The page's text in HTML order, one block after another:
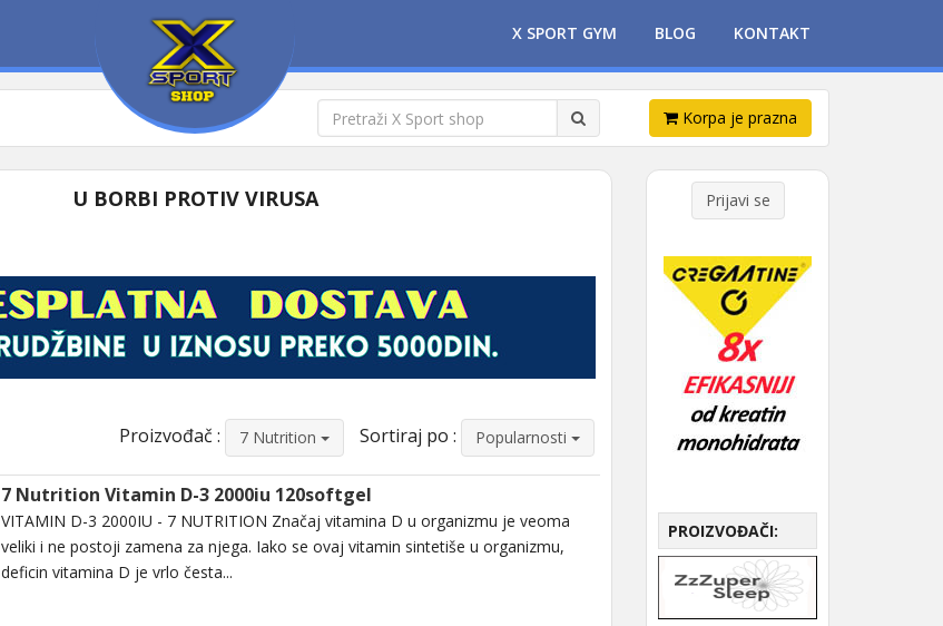
X SPORT GYM BLOG KONTAKT
Korpa je prazna
U BORBI PROTIV VIRUSA
Proizvođač : 7 Nutrition Sortiraj po : Popularnosti
7 Nutrition Vitamin D-3 2000iu 120softgel
VITAMIN D-3 2000IU - 7 NUTRITION Značaj vitamina D u organizmu je veoma
veliki i ne postoji zamena za njega. Iako se ovaj vitamin sintetiše u organizmu,
deficin vitamina D je vrlo česta...
Prijavi se
PROIZVOĐAČI: